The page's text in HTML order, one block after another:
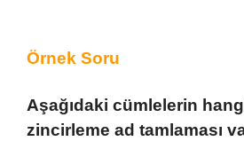
Örnek Soru
Aşağıdaki cümlelerin
zincirleme ad tamlaması